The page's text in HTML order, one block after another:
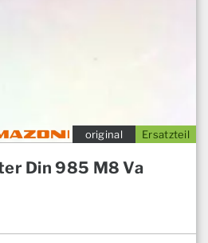
Ersatzteil
original
Din 985 M8 Va